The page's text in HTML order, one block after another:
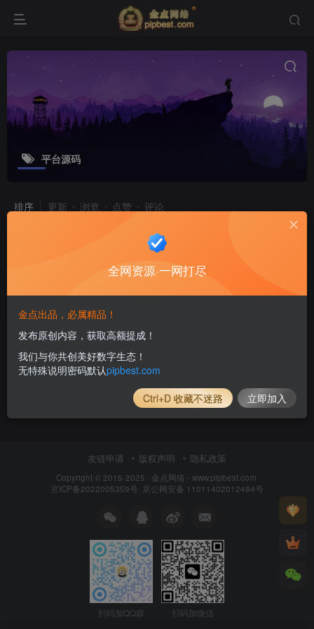
平台源码
排序 更新 浏览 点赞 评论
途牛养车省养车平台源码 买卖新车租车二手车维修装潢共享
6个月前
友链申请 版权声明 隐私政策
Copyright © 2015-2025 · 金点网络 - www.pipbest.com
京ICP备2022005359号· 京公网安备 11011402012484号
扫码加QQ群 扫码加微信
全网资源·一网打尽
金点出品，必属精品！
发布原创内容，获取高额提成！
我们与你共创美好数字生态！
无特殊说明密码默认pipbest.com
Ctrl+D 收藏不迷路 立即加入